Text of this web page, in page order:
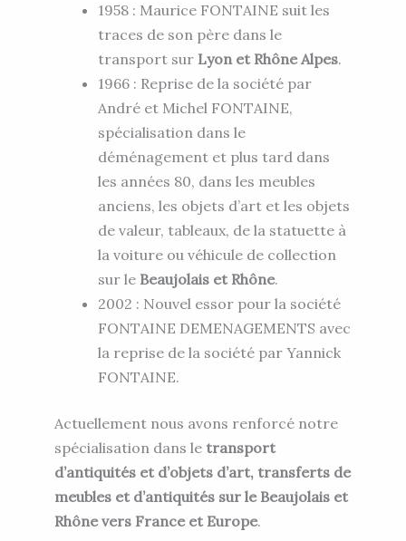
1958 : Maurice FONTAINE suit les
traces de son père dans le
transport sur Lyon et Rhône Alpes.
1966 : Reprise de la société par
André et Michel FONTAINE,
spécialisation dans le
déménagement et plus tard dans
les années 80, dans les meubles
anciens, les objets d’art et les objets
de valeur, tableaux, de la statuette à
la voiture ou véhicule de collection
sur le Beaujolais et Rhône.
2002 : Nouvel essor pour la société
FONTAINE DEMENAGEMENTS avec
la reprise de la société par Yannick
FONTAINE.
Actuellement nous avons renforcé notre
spécialisation dans le transport
d’antiquités et d’objets d’art, transferts de
meubles et d’antiquités sur le Beaujolais et
Rhône vers France et Europe.